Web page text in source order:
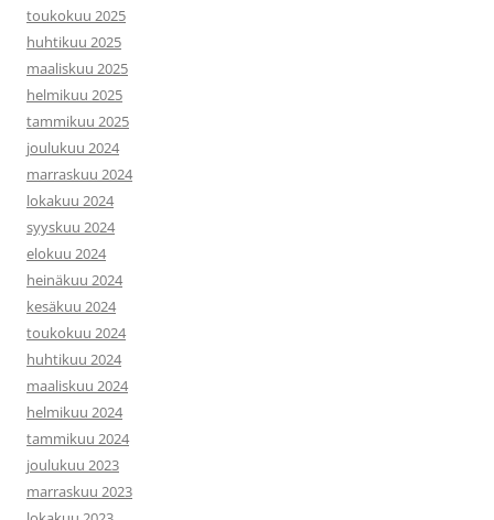
toukokuu 2025
huhtikuu 2025
maaliskuu 2025
helmikuu 2025
tammikuu 2025
joulukuu 2024
marraskuu 2024
lokakuu 2024
syyskuu 2024
elokuu 2024
heinäkuu 2024
kesäkuu 2024
toukokuu 2024
huhtikuu 2024
maaliskuu 2024
helmikuu 2024
tammikuu 2024
joulukuu 2023
marraskuu 2023